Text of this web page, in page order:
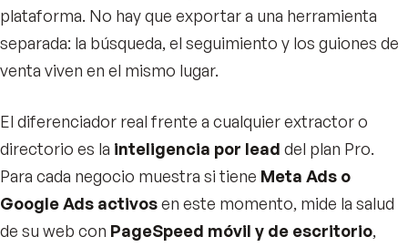
plataforma. No hay que exportar a una herramienta
separada: la búsqueda, el seguimiento y los guiones de
venta viven en el mismo lugar.
El diferenciador real frente a cualquier extractor o
directorio es la inteligencia por lead del plan Pro.
Para cada negocio muestra si tiene Meta Ads o
Google Ads activosen este momento, mide la salud
de su web con PageSpeed móvil y de escritorio,